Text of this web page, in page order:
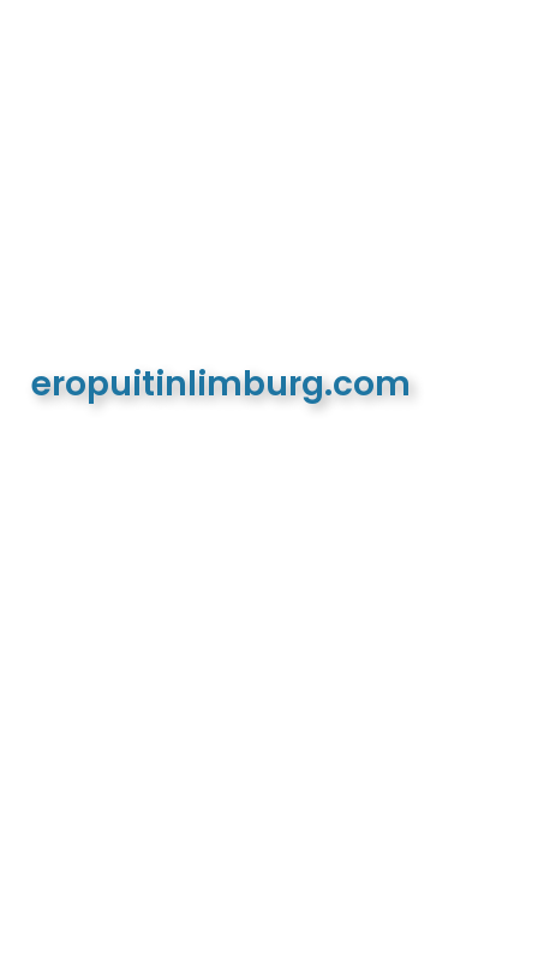
eropuitinlimburg.com